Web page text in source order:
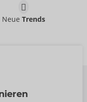
NeueTrends